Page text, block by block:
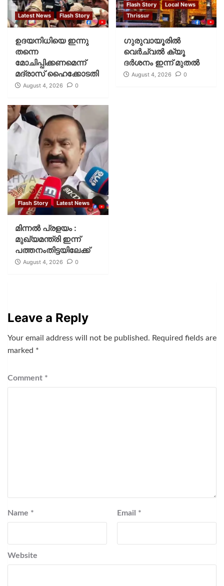
Latest News Flash Story
ഉദയനിധിയെ ഇന്നു
തന്നെ
മോചിപ്പിക്കണമെന്ന്
മദ്രാസ് ഹൈക്കോടതി
August 4, 2026 0
Flash Story
Local News
Thrissur
ഗുരുവായൂരില്‍
വെര്‍ച്വല്‍ ക്യൂ
ദര്‍ശനം ഇന്ന് മുതല്‍
August 4, 2026 0
Flash Story Latest News
മിന്നല്‍ പ്രളയം :
മുഖ്യമന്ത്രി ഇന്ന്
പത്തനംതിട്ടയിലേക്ക്
August 4, 2026 0
Leave a Reply
Your email address will not be published. Required fields are
marked *
Comment *
Name * Email *
Website